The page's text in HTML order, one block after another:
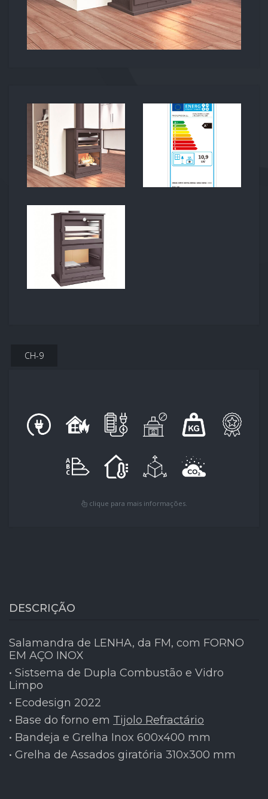
CH-9
clique para mais informações.
DESCRIÇÃO
Salamandra de LENHA, da FM, com FORNO
EM AÇO INOX
• Sistsema de Dupla Combustão e Vidro
Limpo
• Ecodesign 2022
• Base do forno em Tijolo Refractário
• Bandeja e Grelha Inox 600x400 mm
• Grelha de Assados giratória 310x300 mm